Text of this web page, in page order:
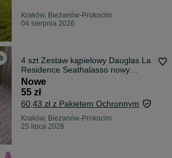
Kraków, Bieżanów-Prokocim
04 sierpnia 2026
4 szt Zestaw kąpielowy Dauglas La
Residence Seathalasso nowy
prezentowy
Nowe
55 zł
60,43 zł z Pakietem Ochronnym
Kraków, Bieżanów-Prokocim
25 lipca 2026